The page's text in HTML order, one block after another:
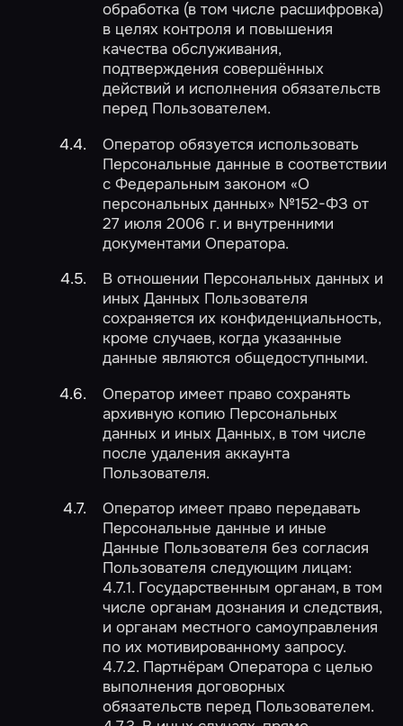
обработка (в том числе расшифровка)
в целях контроля и повышения
качества обслуживания,
подтверждения совершённых
действий и исполнения обязательств
перед Пользователем.
Оператор обязуется использовать
Персональные данные в соответствии
с Федеральным законом «О
персональных данных» №152-ФЗ от
27 июля 2006 г. и внутренними
документами Оператора.
В отношении Персональных данных и
иных Данных Пользователя
сохраняется их конфиденциальность,
кроме случаев, когда указанные
данные являются общедоступными.
Оператор имеет право сохранять
архивную копию Персональных
данных и иных Данных, в том числе
после удаления аккаунта
Пользователя.
Оператор имеет право передавать
Персональные данные и иные
Данные Пользователя без согласия
Пользователя следующим лицам:
4.7.1. Государственным органам, в том
числе органам дознания и следствия,
и органам местного самоуправления
по их мотивированному запросу.
4.7.2. Партнёрам Оператора c целью
выполнения договорных
обязательств перед Пользователем.